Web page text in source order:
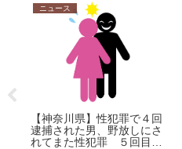
ニュース
【神奈川県】性犯罪で４回
逮捕された男、野放しにさ
れてまた性犯罪 ５回目の